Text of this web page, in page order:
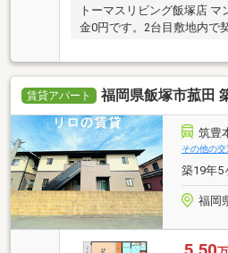
トーマスリビング飯塚店
金0円です。2台目敷地内で
賃貸アパート 福岡県飯塚市菰田
筑豊
その他の交
築19年5
福岡